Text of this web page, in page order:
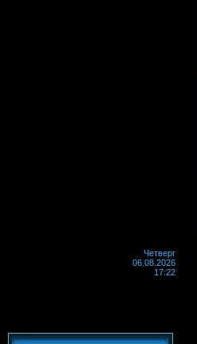
Четверг
06.08.2026
17:22